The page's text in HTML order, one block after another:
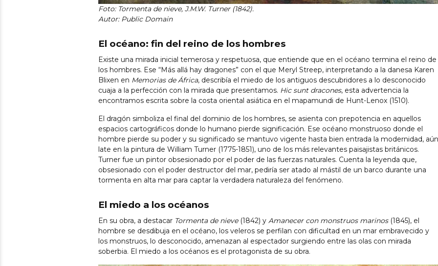
Foto: Tormenta de nieve, J.M.W. Turner (1842).
Autor: Public Domain
El océano: fin del reino de los hombres
Existe una mirada inicial temerosa y respetuosa, que entiende que en el océano termina el reino de
los hombres. Ese “Más allá hay dragones” con el que Meryl Streep, interpretando a la danesa Karen
Blixen en Memorias de África, describía el miedo de los antiguos descubridores a lo desconocido
cuaja a la perfección con la mirada que presentamos. Hic sunt dracones, esta advertencia la
encontramos escrita sobre la costa oriental asiática en el mapamundi de Hunt-Lenox (1510).
El dragón simboliza el final del dominio de los hombres, se asienta con prepotencia en aquellos
espacios cartográficos donde lo humano pierde significación. Ese océano monstruoso donde el
hombre pierde su poder y su significado se mantuvo vigente hasta bien entrada la modernidad, aún
late en la pintura de William Turner (1775-1851), uno de los más relevantes paisajistas británicos.
Turner fue un pintor obsesionado por el poder de las fuerzas naturales. Cuenta la leyenda que,
obsesionado con el poder destructor del mar, pediría ser atado al mástil de un barco durante una
tormenta en alta mar para captar la verdadera naturaleza del fenómeno.
El miedo a los océanos
En su obra, a destacar Tormenta de nieve(1842) y Amanecer con monstruos marinos(1845), el
hombre se desdibuja en el océano, los veleros se perfilan con dificultad en un mar embravecido y
los monstruos, lo desconocido, amenazan al espectador surgiendo entre las olas con mirada
soberbia. El miedo a los océanos es el protagonista de su obra.